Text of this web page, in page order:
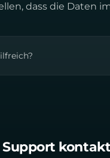
dass die Daten
Support